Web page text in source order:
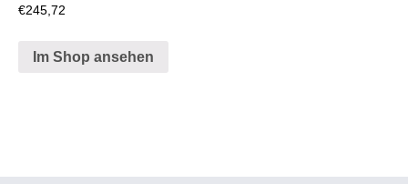
€245,72
Im Shop ansehen